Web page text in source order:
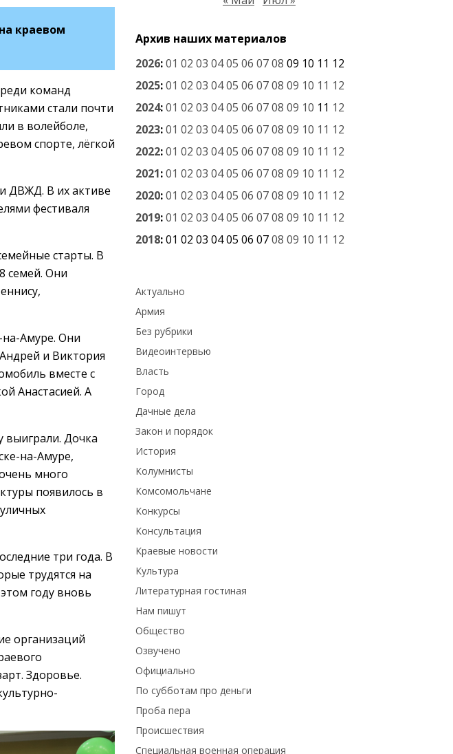
краевом
команд
стали почти
в волейболе,
спорте, лёгкой
ДВЖД. В их активе
фестиваля
старты. В
семей. Они
на-Амуре. Они
и Виктория
вместе с
Анастасией. А
выиграли. Дочка
на-Амуре,
много
появилось в
три года. В
трудятся на
году вновь
организаций
Здоровье.
Архив наших материалов
2026:01 02 03 0405 06 0708 09 10 11 12
2025:01 02 03 0405 06 0708 09 10 11 12
2024:01 02 03 0405 06 0708 09 10 11 12
2023:01 02 03 0405 06 0708 09 10 11 12
2022:01 02 03 0405 06 0708 09 10 11 12
2021:01 02 03 0405 06 0708 09 10 11 12
2020:01 02 03 0405 06 0708 09 10 11 12
2019:01 02 03 0405 06 0708 09 10 11 12
2018:01 02 03 0405 06 0708 09 10 11 12
Актуально
Армия
Без рубрики
Видеоинтервью
Власть
Город
Дачные дела
Закон и порядок
История
Колумнисты
Комсомольчане
Конкурсы
Консультация
Краевые новости
Культура
Литературная гостиная
Нам пишут
Общество
Озвучено
Официально
По субботам про деньги
Проба пера
Происшествия
Специальная военная операция